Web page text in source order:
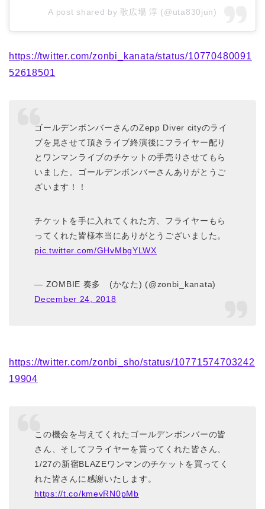
A post shared by 歌広場 淳 (@uta830jun)
https://twitter.com/zonbi_kanata/status/10770480091
52618501
ゴールデンボンバーさんのZepp Diver cityのライ
ブを見させて頂きライブ終演後にフライヤー配り
とワンマンライブのチケットの手売りさせてもら
いました。ゴールデンボンバーさんありがとうご
ざいます！！
チケットを手に入れてくれた方、フライヤーもら
ってくれた皆様本当にありがとうございました。
pic.twitter.com/GHvMbgYLWX
— ZOMBIE 奏多 (かなた) (@zonbi_kanata)
December 24, 2018
https://twitter.com/zonbi_sho/status/10771574703242
19904
この機会を与えてくれたゴールデンボンバーの皆
さん、そしてフライヤーを貰ってくれた皆さん、
1/27の新宿BLAZEワンマンのチケットを買ってく
れた皆さんに感謝いたします。
https://t.co/kmevRN0pMb